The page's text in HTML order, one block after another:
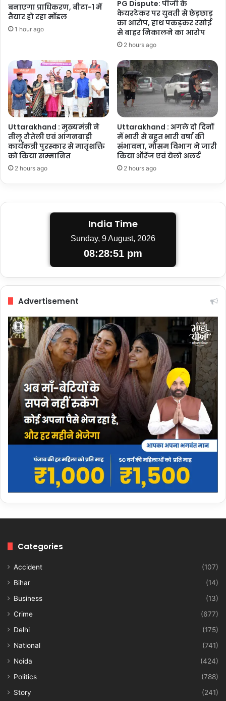
बनाएगा प्राधिकरण, बीटा-1 में
तैयार हो रहा मॉडल
1 hour ago
PG Dispute: पीजी के
केयरटेकर पर युवती से छेड़छाड़
का आरोप, हाथ पकड़कर रसोई
से बाहर निकालने का आरोप
2 hours ago
Uttarakhand : मुख्यमंत्री ने
तीलू रौतेली एवं आंगनबाड़ी
कार्यकत्री पुरस्कार से मातृशक्ति
को किया सम्मानित
2 hours ago
Uttarakhand : अगले दो दिनों
में भारी से बहुत भारी वर्षा की
संभावना, मौसम विभाग ने जारी
किया ऑरेंज एवं येलो अलर्ट
2 hours ago
India Time
Sunday, 9 August, 2026
08:28:52 pm
Advertisement
Categories
Accident
(107)
Bihar
(14)
Business
(13)
Crime
(677)
Delhi
(175)
National
(741)
Noida
(424)
Politics
(788)
Story
(241)